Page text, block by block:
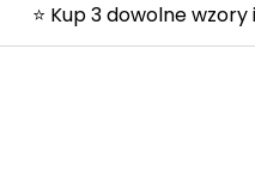
⭐ Kup 3 dowolne